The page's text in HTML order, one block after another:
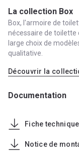
La collection Box
Box, l'armoire de
nécessaire de toilette
large choix de
qualitative.
Découvrir la
Documentation
Fiche technique
Notice de